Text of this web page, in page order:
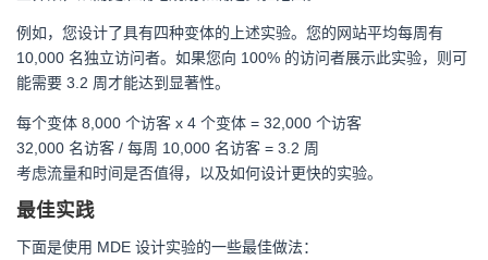
例如，您设计了具有四种变体的上述实验。您的网站平均每周有
10,000 名独立访问者。如果您向 100% 的访问者展示此实验，则可
能需要 3.2 周才能达到显著性。
每个变体 8,000 个访客 x 4 个变体 = 32,000 个访客
32,000 名访客 / 每周 10,000 名访客 = 3.2 周
考虑流量和时间是否值得，以及如何设计更快的实验。
最佳实践
下面是使用 MDE 设计实验的一些最佳做法：